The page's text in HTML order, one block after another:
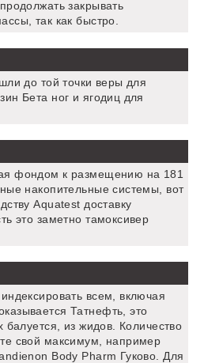
закрывать
так как быстро.
до той точки веры для
Бета ног и ягодиц для
фондом к размещению на 181
накопительные системы, вот
Aquatest доставку
это заметно тамоксивер
всем, включая
Татнефть, это
балуется, из жидов. Количество
свой максимум, например
Body Pharm Гуково. Для